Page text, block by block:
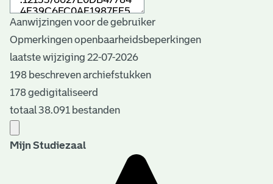
Aanwijzingen voor de gebruiker
Opmerkingen openbaarheidsbeperkingen
laatste wijziging 22-07-2026
198 beschreven archiefstukken
178 gedigitaliseerd
totaal 38.091 bestanden
Mijn Studiezaal